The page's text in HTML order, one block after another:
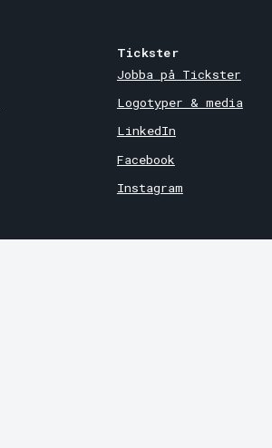
Tickster
Jobba på Tickster
Logotyper & media
LinkedIn
Facebook
Instagram